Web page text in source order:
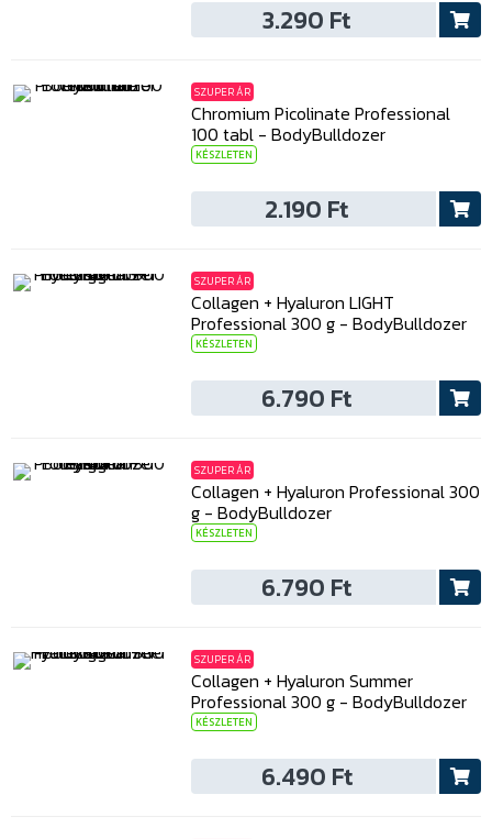
3.290 Ft
SZUPER ÁR
Chromium Picolinate Professional
100 tabl - BodyBulldozer
KÉSZLETEN
2.190 Ft
SZUPER ÁR
Collagen + Hyaluron LIGHT
Professional 300 g - BodyBulldozer
KÉSZLETEN
6.790 Ft
SZUPER ÁR
Collagen + Hyaluron Professional 300
g - BodyBulldozer
KÉSZLETEN
6.790 Ft
SZUPER ÁR
Collagen + Hyaluron Summer
Professional 300 g - BodyBulldozer
KÉSZLETEN
6.490 Ft